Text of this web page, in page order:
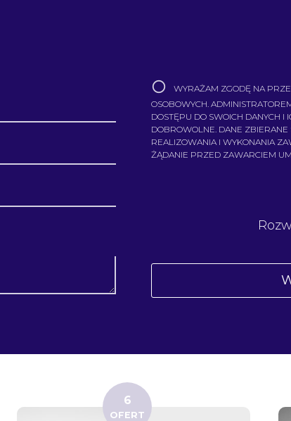
WYRAŻAM ZGODĘ NA
OSOBOWYCH.
DOSTĘPU DO SWOICH DANYCH I
DOBROWOLNE. DANE
REALIZOWANIA I WYKONANIA
ŻĄDANIE PRZED ZAWARCIEM
6
OFERT